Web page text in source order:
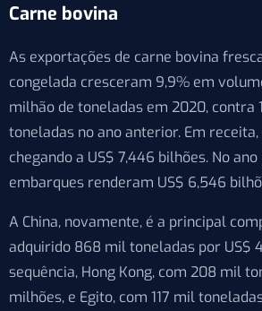
Carne bovina
As exportações de carne bovina
congelada cresceram 9,9% em
milhão de toneladas em 2020, contra
toneladas no ano anterior. Em receita,
chegando a US$ 7,446 bilhões. No ano
embarques renderam US$ 6,546
A China, novamente, é a principal
adquirido 868 mil toneladas por US$
sequência, Hong Kong, com 208 mil
milhões, e Egito, com 117 mil